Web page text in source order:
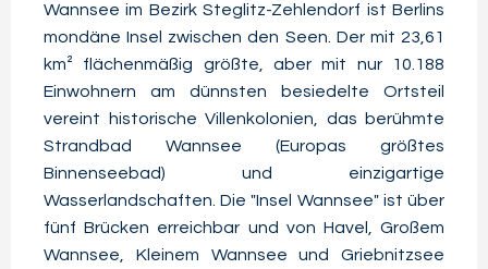
Wannsee im Bezirk Steglitz-Zehlendorf ist Berlins
mondäne Insel zwischen den Seen. Der mit 23,61
km² flächenmäßig größte, aber mit nur 10.188
Einwohnern am dünnsten besiedelte Ortsteil
vereint historische Villenkolonien, das berühmte
Strandbad Wannsee (Europas größtes
Binnenseebad) und einzigartige
Wasserlandschaften. Die "Insel Wannsee" ist über
fünf Brücken erreichbar und von Havel, Großem
Wannsee, Kleinem Wannsee und Griebnitzsee